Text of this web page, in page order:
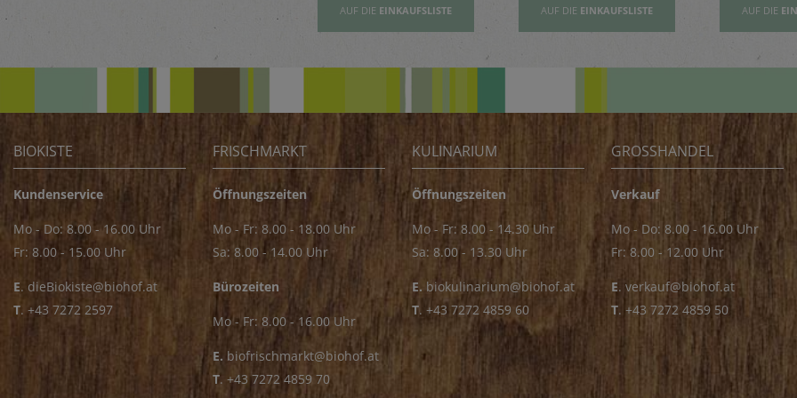
AUF DIE EINKAUFSLISTE AUF DIE EINKAUFSLISTE AUF DIE
BIOKISTE
Kundenservice
Mo - Do: 8.00 - 16.00 Uhr
Fr: 8.00 - 15.00 Uhr
E. dieBiokiste@biohof.at
T. +43 7272 2597
FRISCHMARKT
Öffnungszeiten
Mo - Fr: 8.00 - 18.00 Uhr
Sa: 8.00 - 14.00 Uhr
Bürozeiten
Mo - Fr: 8.00 - 16.00 Uhr
E. biofrischmarkt@biohof.at
T. +43 7272 4859 70
KULINARIUM
Öffnungszeiten
Mo - Fr: 8.00 - 14.30 Uhr
Sa: 8.00 - 13.30 Uhr
E. biokulinarium@biohof.at
T. +43 7272 4859 60
GROSSHANDEL
Verkauf
Mo - Do: 8.00 - 16.00 Uhr
Fr: 8.00 - 12.00 Uhr
E. verkauf@biohof.at
T. +43 7272 4859 50